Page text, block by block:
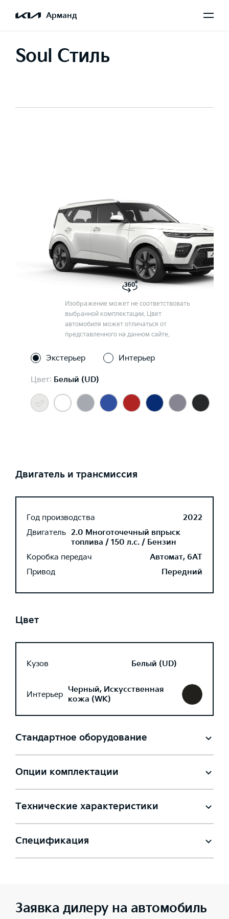
Арманд
Soul Стиль
Изображение может не соответствовать
выбранной комплектации. Цвет
автомобиля может отличаться от
представленного на данном сайте.
Экстерьер Интерьер
Цвет: Белый (UD)
Двигатель и трансмиссия
Год производства
2022
Двигатель 2.0 Многоточечный впрыск
топлива / 150 л.с. / Бензин
Коробка передач
Автомат, 6AT
Привод
Передний
Цвет
Кузов Белый (UD)
Интерьер Черный, Искусственная
кожа (WK)
Стандартное оборудование
Опции комплектации
Технические характеристики
Спецификация
Заявка дилеру на автомобиль